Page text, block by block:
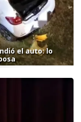
el auto: lo